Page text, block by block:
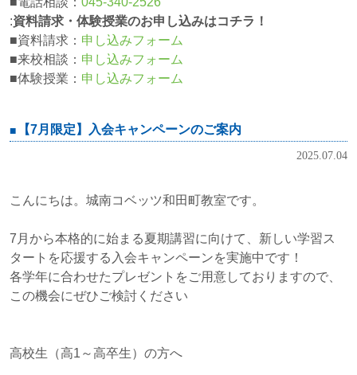
:資料請求・体験授業のお申し込みはコチラ！
■資料請求： 申し込みフォーム
■来校相談： 申し込みフォーム
■体験授業： 申し込みフォーム
【7月限定】入会キャンペーンのご案内
2025.07.04
こんにちは。城南コベッツ和田町教室です。
7月から本格的に始まる夏期講習に向けて、新しい学習ス
タートを応援する入会キャンペーンを実施中です！
各学年に合わせたプレゼントをご用意しておりますので、
この機会にぜひご検討ください
高校生（高1～高卒生）の方へ